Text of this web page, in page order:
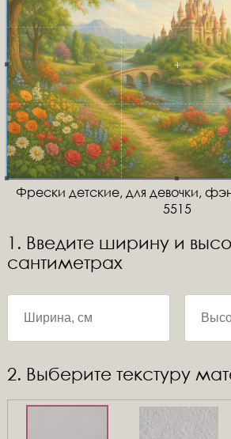
Фрески детские, для девочки,
5515
1. Введите ширину и
сантиметрах
2. Выберите текстуру